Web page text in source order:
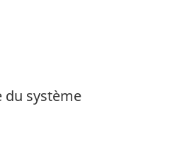
du système